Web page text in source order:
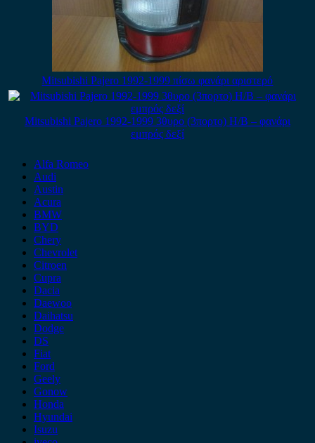
Mitsubishi Pajero 1992-1999 πίσω φανάρι αριστερό
Mitsubishi Pajero 1992-1999 3θυρο (3πορτο) H/B – φανάρι
εμπρός δεξί
Alfa Romeo
Audi
Austin
Acura
BMW
BYD
Chery
Chevrolet
Citroen
Cupra
Dacia
Daewoo
Daihatsu
Dodge
DS
Fiat
Ford
Geely
Gonow
Honda
Hyundai
Isuzu